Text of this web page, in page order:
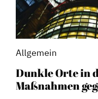
Allgemein
Dunkle Orte in
Maßnahmen